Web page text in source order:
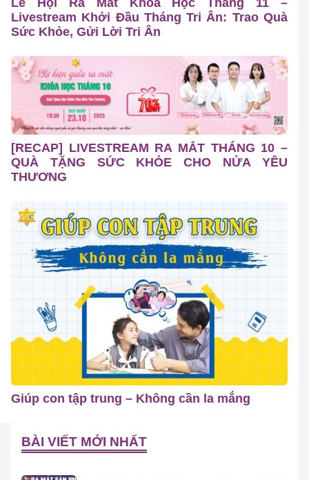
Lễ Hội Ra Mắt Khóa Học Tháng 11 –
Livestream Khởi Đầu Tháng Tri Ân: Trao Quà
Sức Khỏe, Gửi Lời Tri Ân
[RECAP] LIVESTREAM RA MẮT THÁNG 10 –
QUÀ TẶNG SỨC KHỎE CHO NỬA YÊU
THƯƠNG
Giúp con tập trung – Không cần la mắng
BÀI VIẾT MỚI NHẤT